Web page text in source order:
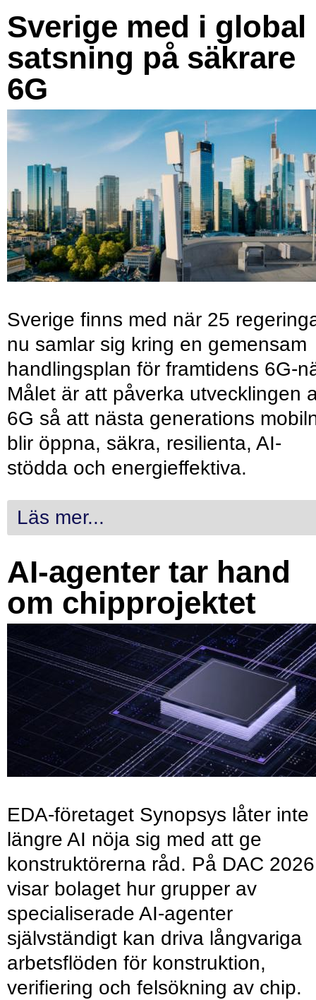
Sverige med i global
satsning på säkrare
6G
Sverige finns med när 25
nu samlar sig kring en gemensam
handlingsplan för framtidens 6G-
Målet är att påverka utvecklingen
6G så att nästa generations
blir öppna, säkra, resilienta, AI-
stödda och energieffektiva.
Läs mer...
AI-agenter tar hand
om chipprojektet
EDA-företaget Synopsys låter inte
längre AI nöja sig med att ge
konstruktörerna råd. På DAC 2026
visar bolaget hur grupper av
specialiserade AI-agenter
självständigt kan driva långvariga
arbetsflöden för konstruktion,
verifiering och felsökning av chip.